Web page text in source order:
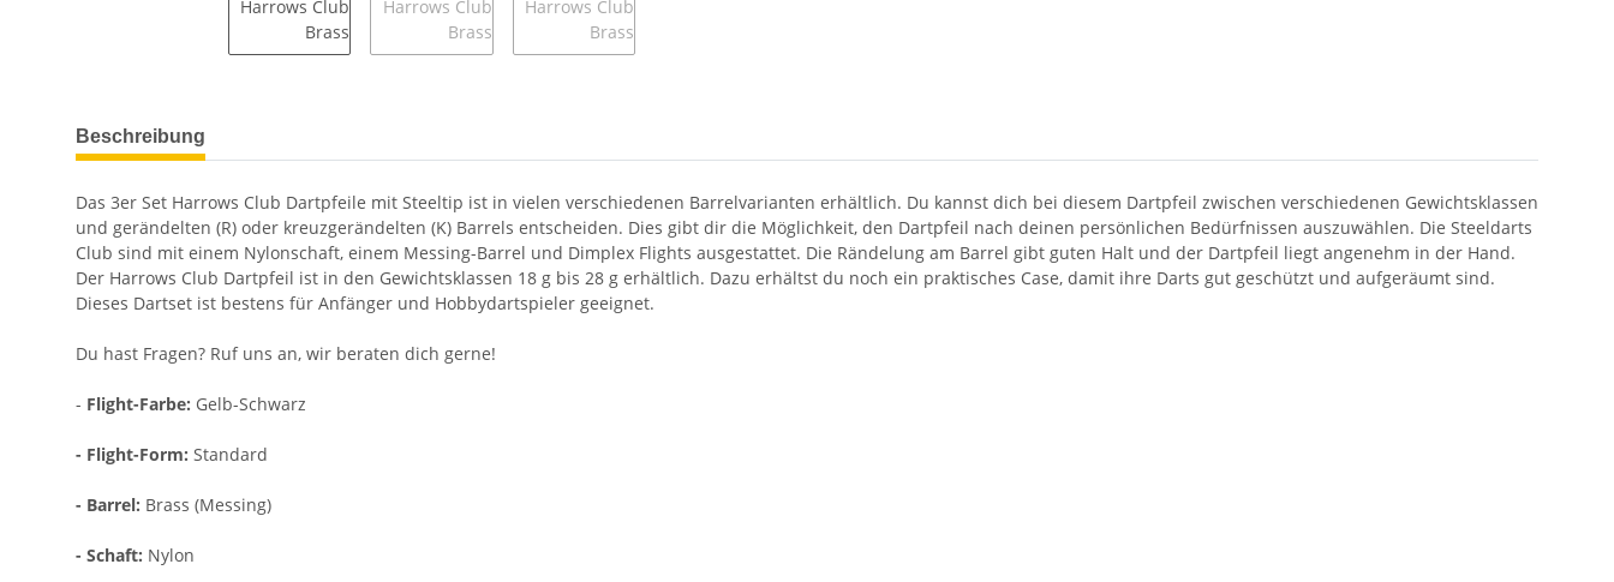
weitere Registerkarten anzeigen
Beschreibung
Das 3er Set Harrows Club Dartpfeile mit Steeltip ist in vielen verschiedenen Barrelvarianten erhältlich. Du kannst dich bei diesem Dartpfeil zwischen verschiedenen Gewichtsklassen
und gerändelten (R) oder kreuzgerändelten (K) Barrels entscheiden. Dies gibt dir die Möglichkeit, den Dartpfeil nach deinen persönlichen Bedürfnissen auszuwählen. Die Steeldarts
Club sind mit einem Nylonschaft, einem Messing-Barrel und Dimplex Flights ausgestattet. Die Rändelung am Barrel gibt guten Halt und der Dartpfeil liegt angenehm in der Hand.
Der Harrows Club Dartpfeil ist in den Gewichtsklassen 18 g bis 28 g erhältlich. Dazu erhältst du noch ein praktisches Case, damit ihre Darts gut geschützt und aufgeräumt sind.
Dieses Dartset ist bestens für Anfänger und Hobbydartspieler geeignet.
Du hast Fragen? Ruf uns an, wir beraten dich gerne!
- Flight-Farbe: Gelb-Schwarz
- Flight-Form: Standard
- Barrel: Brass (Messing)
- Schaft: Nylon